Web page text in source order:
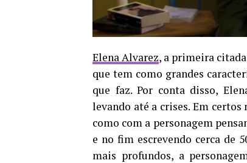
Elena Alvarez, a primeira
que tem como grandes
que faz. Por conta disso,
levando até a crises. Em
como com a personagem
e no fim escrevendo cerca de
mais profundos, a